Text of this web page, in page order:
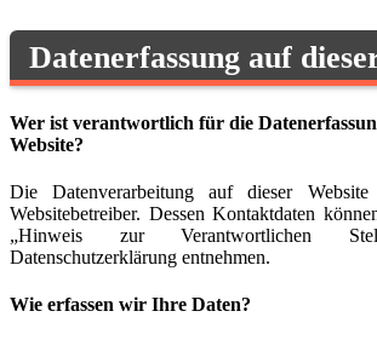
Datenerfassung auf
Wer ist verantwortlich für die
Website?
Die Datenverarbeitung auf dieser
Websitebetreiber. Dessen Kontaktdaten
„Hinweis zur Verantwortlichen
Datenschutzerklärung entnehmen.
Wie erfassen wir Ihre Daten?